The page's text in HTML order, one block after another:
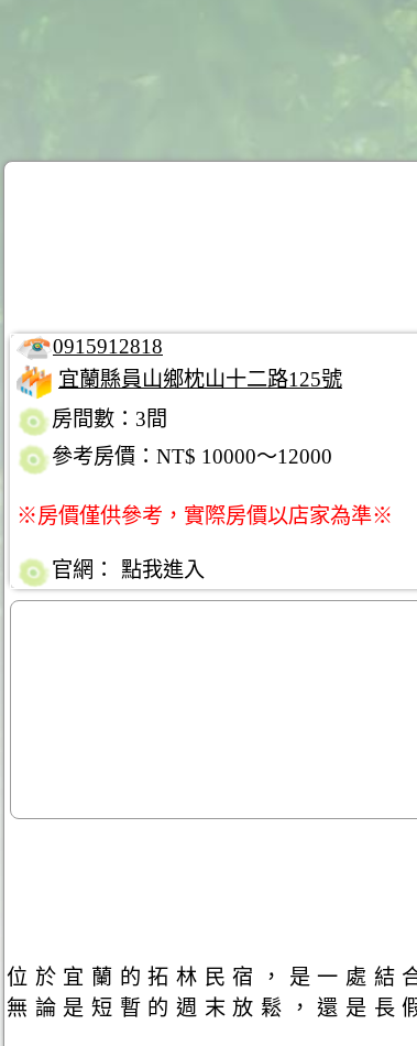
0915912818
宜蘭縣員山鄉枕山十二路125號
房間數：3間
參考房價：NT$ 10000～12000
※房價僅供參考，實際房價以店家為準※
官網： 點我進入
位於宜蘭的拓林民宿，是一處結
無論是短暫的週末放鬆，還是長